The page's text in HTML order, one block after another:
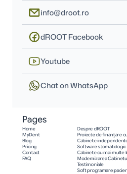
info@droot.ro
dROOT Facebook
Youtube
Chat on WhatsApp
Pages
Home
MyDent
Blog
Pricing
Contact
FAQ
Despre dROOT
Proiecte de finanțare
Cabinete
Software stomatologic
Cabinete cu mai multe
Modernizarea
Testimoniale
Soft programare